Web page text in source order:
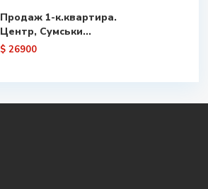
Продаж 1-к.квартира.
Центр, Сумськи...
$ 26900